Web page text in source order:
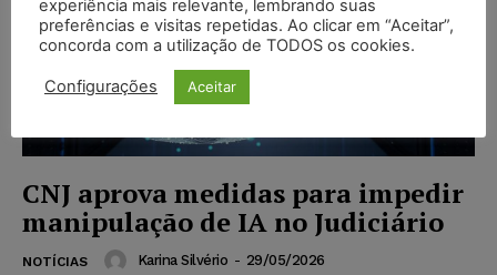
CNJ aprova medidas para impedir
manipulação de IA no Judiciário
NOTÍCIAS Karina Silvério - 29/05/2026
experiência mais relevante, lembrando suas
preferências e visitas repetidas. Ao clicar em “Aceitar”,
concorda com a utilização de TODOS os cookies.
Configurações Aceitar